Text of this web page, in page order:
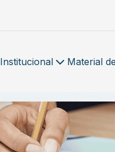
Institucional Material